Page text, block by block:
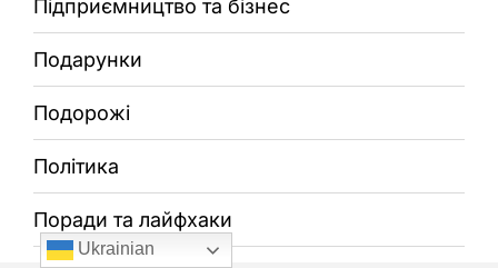
Підприємництво та бізнес
Подарунки
Подорожі
Політика
Поради та лайфхаки
Ukrainian